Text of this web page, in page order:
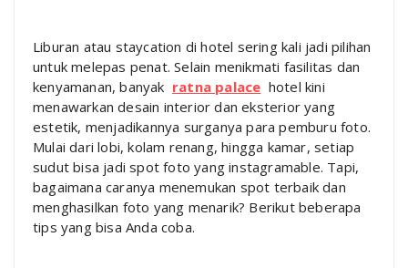
Liburan atau staycation di hotel sering kali jadi pilihan
untuk melepas penat. Selain menikmati fasilitas dan
kenyamanan, banyak ratna palace hotel kini
menawarkan desain interior dan eksterior yang
estetik, menjadikannya surganya para pemburu foto.
Mulai dari lobi, kolam renang, hingga kamar, setiap
sudut bisa jadi spot foto yang instagramable. Tapi,
bagaimana caranya menemukan spot terbaik dan
menghasilkan foto yang menarik? Berikut beberapa
tips yang bisa Anda coba.